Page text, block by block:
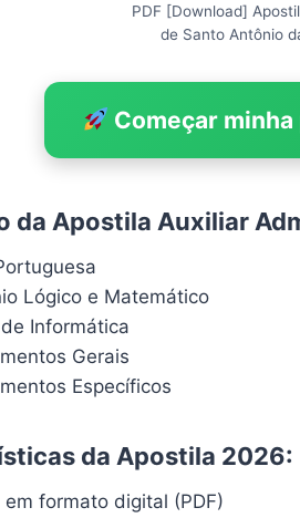
PDF [Download]
de Santo Antônio
Começar
da Apostila Auxiliar
Lógico e Matemático
Informática
Gerais
Específicos
da Apostila 2026:
em formato digital (PDF)